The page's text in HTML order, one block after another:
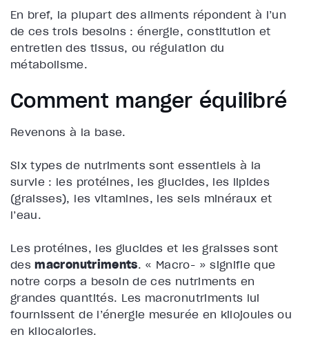
En bref, la plupart des aliments répondent à l’un
de ces trois besoins : énergie, constitution et
entretien des tissus, ou régulation du
métabolisme.
Comment manger équilibré
Revenons à la base.
Six types de nutriments sont essentiels à la
survie : les protéines, les glucides, les lipides
(graisses), les vitamines, les sels minéraux et
l’eau.
Les protéines, les glucides et les graisses sont
desmacronutriments. « Macro- » signifie que
notre corps a besoin de ces nutriments en
grandes quantités. Les macronutriments lui
fournissent de l’énergie mesurée en kilojoules ou
en kilocalories.